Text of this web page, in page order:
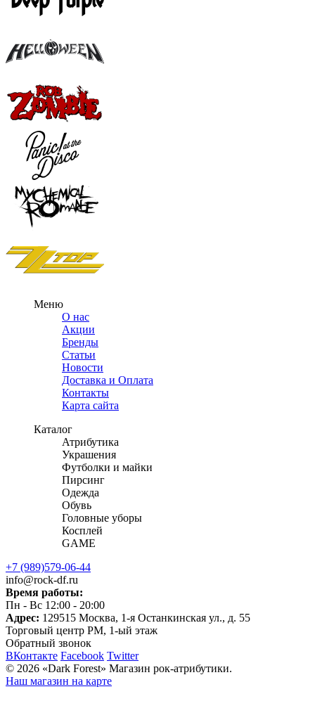
Меню
О нас
Акции
Бренды
Статьи
Новости
Доставка и Оплата
Контакты
Карта сайта
Каталог
Атрибутика
Украшения
Футболки и майки
Пирсинг
Одежда
Обувь
Головные уборы
Косплей
GAME
+7 (989)579-06-44
info@rock-df.ru
Время работы:
Пн - Вс 12:00 - 20:00
Адрес: 129515 Москва, 1-я Останкинская ул., д. 55
Торговый центр РМ, 1-ый этаж
Обратный звонок
ВКонтакте Facebook Twitter
© 2026 «Dark Forest» Магазин рок-атрибутики.
Наш магазин на карте